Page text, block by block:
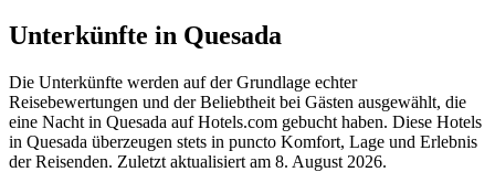
Unterkünfte in Quesada
Die Unterkünfte werden auf der Grundlage echter
Reisebewertungen und der Beliebtheit bei Gästen ausgewählt, die
eine Nacht in Quesada auf Hotels.com gebucht haben. Diese Hotels
in Quesada überzeugen stets in puncto Komfort, Lage und Erlebnis
der Reisenden. Zuletzt aktualisiert am 8. August 2026.